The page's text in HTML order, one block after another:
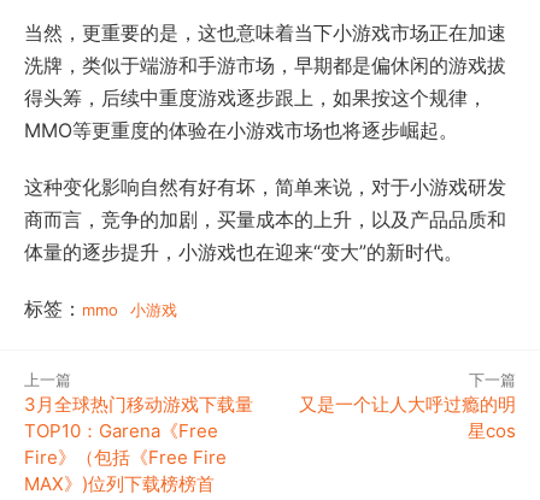
当然，更重要的是，这也意味着当下小游戏市场正在加速
洗牌，类似于端游和手游市场，早期都是偏休闲的游戏拔
得头筹，后续中重度游戏逐步跟上，如果按这个规律，
MMO等更重度的体验在小游戏市场也将逐步崛起。
这种变化影响自然有好有坏，简单来说，对于小游戏研发
商而言，竞争的加剧，买量成本的上升，以及产品品质和
体量的逐步提升，小游戏也在迎来“变大”的新时代。
标签： mmo 小游戏
上一篇
3月全球热门移动游戏下载量
TOP10：Garena《Free
Fire》（包括《Free Fire
MAX》)位列下载榜榜首
下一篇
又是一个让人大呼过瘾的明
星cos